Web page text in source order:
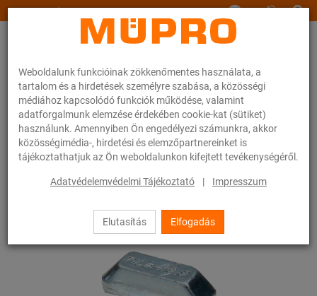
Weboldalunk funkcióinak zökkenőmentes használata, a
tartalom és a hirdetések személyre szabása, a közösségi
médiához kapcsolódó funkciók működése, valamint
adatforgalmunk elemzése érdekében cookie-kat (sütiket)
használunk. Amennyiben Ön engedélyezi számunkra, akkor
közösségimédia-, hirdetési és elemzőpartnereinket is
tájékoztathatjuk az Ön weboldalunkon kifejtett tevékenységéről.
Adatvédelemvédelmi Tájékoztató | Impresszum
Elutasítás Elfogadás
www.muepro.hu
Webáruhàz Rögzítéstechnika
Szerelősínek
MPT-kalapácsfejű csavarok